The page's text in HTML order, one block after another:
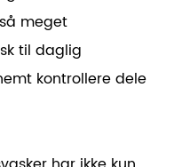
meget
til daglig
kontrollere dele